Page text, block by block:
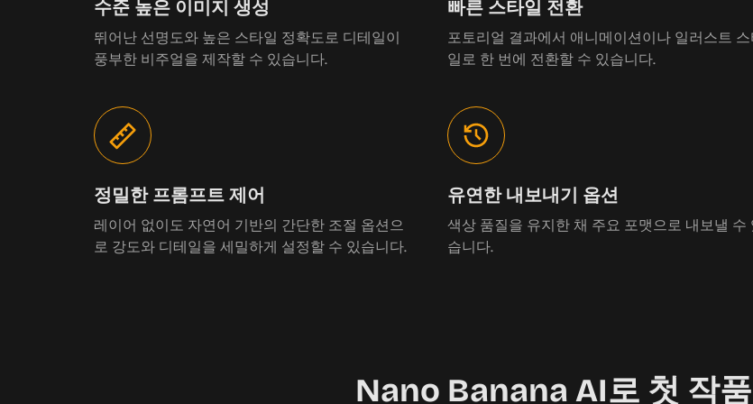
수준 높은 이미지 생성
뛰어난 선명도와 높은 스타일 정확도로 디테일이
풍부한 비주얼을 제작할 수 있습니다.
빠른 스타일 전환
포토리얼 결과에서 애니메이션이나 일러스트
일로 한 번에 전환할 수 있습니다.
정밀한 프롬프트 제어
레이어 없이도 자연어 기반의 간단한 조절 옵션으
로 강도와 디테일을 세밀하게 설정할 수 있습니다.
유연한 내보내기 옵션
색상 품질을 유지한 채 주요 포맷으로 내보낼 수
습니다.
Nano Banana AI로 첫 작